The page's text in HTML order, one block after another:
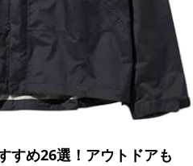
すめ26選！アウトドアも